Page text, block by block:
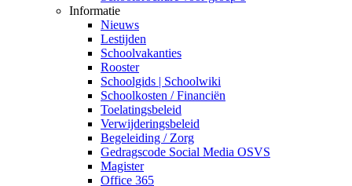
Informatie
Nieuws
Lestijden
Schoolvakanties
Rooster
Schoolgids | Schoolwiki
Schoolkosten / Financiën
Toelatingsbeleid
Verwijderingsbeleid
Begeleiding / Zorg
Gedragscode Social Media OSVS
Magister
Office 365